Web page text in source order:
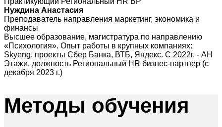
Нуждина Анастасия
Преподаватель направления маркетинг, экономика и
финансы
Высшее образование, магистратура по направлению
«Психология». Опыт работы в крупных компаниях:
Skyeng, проекты Сбер Банка, ВТБ, Яндекс. С 2022г. - АН
Этажи, должность Региональный HR бизнес-партнер (с
декабря 2023 г.)
Методы обучения